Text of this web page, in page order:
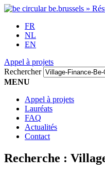
FR
NL
EN
Appel à projets
Rechercher
MENU
Appel à projets
Lauréats
FAQ
Actualités
Contact
Recherche :